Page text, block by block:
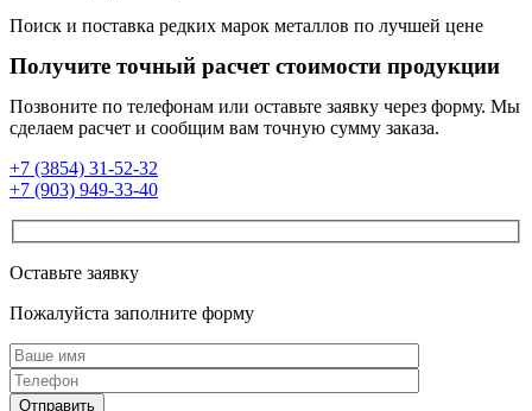
Поиск и поставка редких марок металлов по лучшей цене
Получите точный расчет стоимости продукции
Позвоните по телефонам или оставьте заявку через форму. Мы
сделаем расчет и сообщим вам точную сумму заказа.
+7 (3854) 31-52-32
+7 (903) 949-33-40
Оставьте заявку
Пожалуйста заполните форму